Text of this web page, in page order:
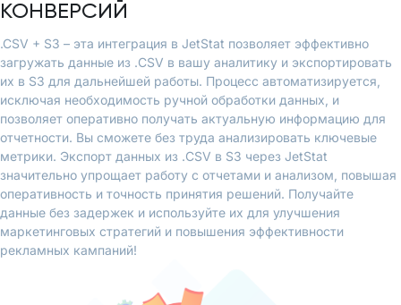
КОНВЕРСИЙ
.CSV + S3 – эта интеграция в JetStat позволяет эффективно
загружать данные из .CSV в вашу аналитику и экспортировать
их в S3 для дальнейшей работы. Процесс автоматизируется,
исключая необходимость ручной обработки данных, и
позволяет оперативно получать актуальную информацию для
отчетности. Вы сможете без труда анализировать ключевые
метрики. Экспорт данных из .CSV в S3 через JetStat
значительно упрощает работу с отчетами и анализом, повышая
оперативность и точность принятия решений. Получайте
данные без задержек и используйте их для улучшения
маркетинговых стратегий и повышения эффективности
рекламных кампаний!